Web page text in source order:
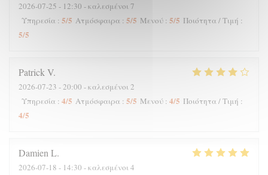
2026-07-25 - 12:30 - καλεσμένοι 7
Υπηρεσία : 5/5 Ατμόσφαιρα : 5/5 Μενού : 5/5 Ποιότητα / Τιμή :
5/5
Patrick V
2026-07-23 - 20:00 - καλεσμένοι 2
Υπηρεσία : 4/5 Ατμόσφαιρα : 5/5 Μενού : 4/5 Ποιότητα / Τιμή :
4/5
Damien L
2026-07-18 - 14:30 - καλεσμένοι 4